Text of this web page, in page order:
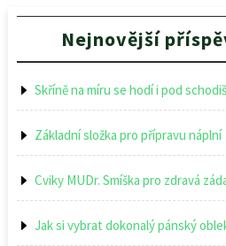
Nejnovější
Skříně na míru se hodí i pod
Základní složka pro přípravu náplní
Cviky MUDr. Smíška pro zdravá
Jak si vybrat dokonalý pánský